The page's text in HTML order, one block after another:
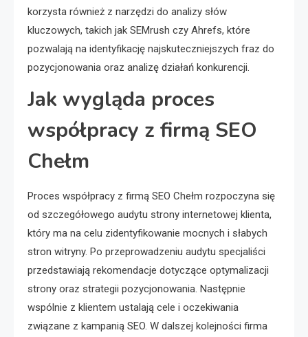
korzysta również z narzędzi do analizy słów
kluczowych, takich jak SEMrush czy Ahrefs, które
pozwalają na identyfikację najskuteczniejszych fraz do
pozycjonowania oraz analizę działań konkurencji.
Jak wygląda proces
współpracy z firmą SEO
Chełm
Proces współpracy z firmą SEO Chełm rozpoczyna się
od szczegółowego audytu strony internetowej klienta,
który ma na celu zidentyfikowanie mocnych i słabych
stron witryny. Po przeprowadzeniu audytu specjaliści
przedstawiają rekomendacje dotyczące optymalizacji
strony oraz strategii pozycjonowania. Następnie
wspólnie z klientem ustalają cele i oczekiwania
związane z kampanią SEO. W dalszej kolejności firma